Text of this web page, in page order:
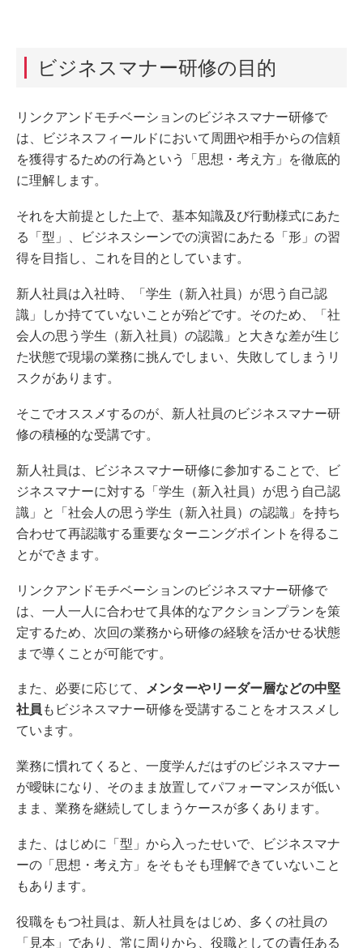
ビジネスマナー研修の目的
リンクアンドモチベーションのビジネスマナー研修で
は、ビジネスフィールドにおいて周囲や相手からの信頼
を獲得するための行為という「思想・考え方」を徹底的
に理解します。
それを大前提とした上で、基本知識及び行動様式にあた
る「型」、ビジネスシーンでの演習にあたる「形」の習
得を目指し、これを目的としています。
新人社員は入社時、「学生（新入社員）が思う自己認
識」しか持てていないことが殆どです。そのため、「社
会人の思う学生（新入社員）の認識」と大きな差が生じ
た状態で現場の業務に挑んでしまい、失敗してしまうリ
スクがあります。
そこでオススメするのが、新人社員のビジネスマナー研
修の積極的な受講です。
新人社員は、ビジネスマナー研修に参加することで、ビ
ジネスマナーに対する「学生（新入社員）が思う自己認
識」と「社会人の思う学生（新入社員）の認識」を持ち
合わせて再認識する重要なターニングポイントを得るこ
とができます。
リンクアンドモチベーションのビジネスマナー研修で
は、一人一人に合わせて具体的なアクションプランを策
定するため、次回の業務から研修の経験を活かせる状態
まで導くことが可能です。
また、必要に応じて、 メンターやリーダー層などの中堅
社員 もビジネスマナー研修を受講することをオススメし
ています。
業務に慣れてくると、一度学んだはずのビジネスマナー
が曖昧になり、そのまま放置してパフォーマンスが低い
まま、業務を継続してしまうケースが多くあります。
また、はじめに「型」から入ったせいで、ビジネスマナ
ーの「思想・考え方」をそもそも理解できていないこと
もあります。
役職をもつ社員は、新人社員をはじめ、多くの社員の
「見本」であり、常に周りから、役職としての責任ある